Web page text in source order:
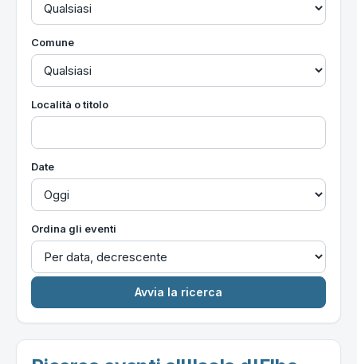
Comune
Località o titolo
Date
Ordina gli eventi